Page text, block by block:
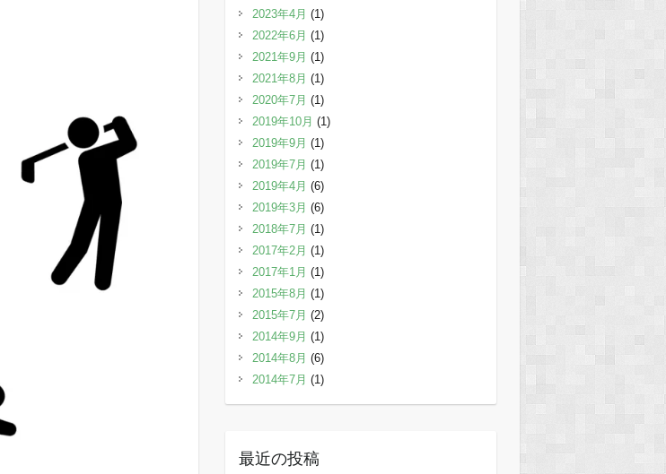
2023年4月 (1)
2022年6月 (1)
2021年9月 (1)
2021年8月 (1)
2020年7月 (1)
2019年10月 (1)
2019年9月 (1)
2019年7月 (1)
2019年4月 (6)
2019年3月 (6)
2018年7月 (1)
2017年2月 (1)
2017年1月 (1)
2015年8月 (1)
2015年7月 (2)
2014年9月 (1)
2014年8月 (6)
2014年7月 (1)
最近の投稿